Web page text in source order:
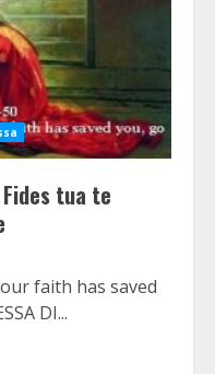
tua te
faith has saved
DI...